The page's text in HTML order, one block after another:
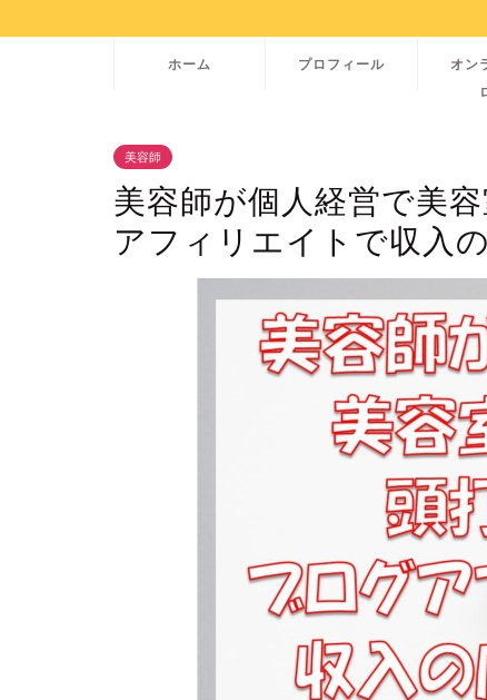
ホーム プロフィール
オン
美容師
美容師が個人経営で美
アフィリエイトで収入